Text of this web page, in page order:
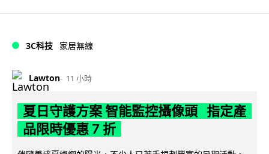
3C科技 家居無線
Lawton 11 小時
夏日守護方案 智能監控攝像頭 指定產
品限時優惠 7 折